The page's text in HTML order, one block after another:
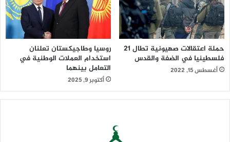
حملة اعتقالات صهيونية تطال 21
فلسطينيا في الضفة والقدس
أغسطس 15, 2022
روسيا وطاجيكستان تعلنان
استخدام العملات الوطنية في
التعامل بينهما
أكتوبر 9, 2025